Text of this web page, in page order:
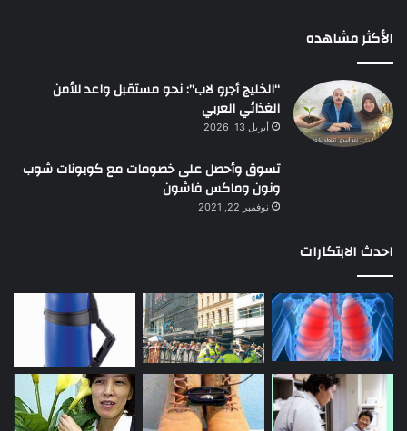
الأكثر مشاهده
“الخليج أجرو لاب”: نحو مستقبل واعد للأمن
الغذائي العربي
أبريل 13, 2026
تسوق وأحصل على خصومات مع كوبونات شوب
ونون وماكس فاشون
نوفمبر 22, 2021
احدث الابتكارات